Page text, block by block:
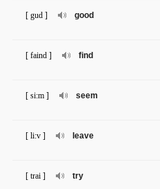
good
[ gud ]
find
[ faind ]
seem
[ si:m ]
leave
[ li:v ]
try
[ trai ]